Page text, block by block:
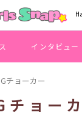
インタビュー
チョーカー
ョー